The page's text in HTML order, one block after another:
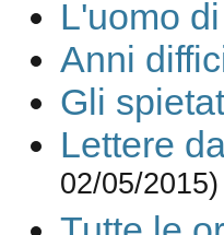
L'uomo
Anni
Gli
Lettere
02/05/2015)